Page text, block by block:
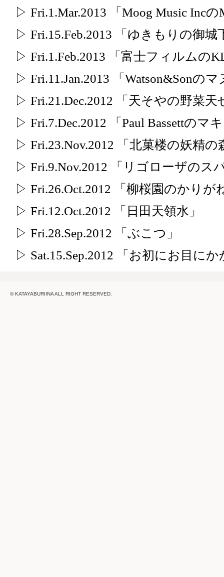
▷ Fri.1.Mar.2013 「Moog Music Inc
▷ Fri.15.Feb.2013 「ゆきもりの御城
▷ Fri.1.Feb.2013 「富士フィルムの
▷ Fri.11.Jan.2013 「Watson&Sonの
▷ Fri.21.Dec.2012 「天そやの野菜天
▷ Fri.7.Dec.2012 「Paul Bassettのマ
▷ Fri.23.Nov.2012 「北菓楼の妖精の
▷ Fri.9.Nov.2012 「リゴローザのス
▷ Fri.26.Oct.2012 「柳桜園のかりが
▷ Fri.12.Oct.2012 「日田天領水」
▷ Fri.28.Sep.2012 「ぶこつ」
▷ Sat.15.Sep.2012 「お初にお目に
© KATAYABURIINA ALL RIGHT RESERVED.